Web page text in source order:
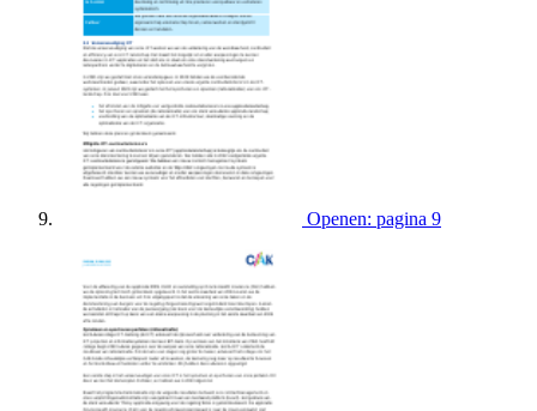
Openen: pagina 9